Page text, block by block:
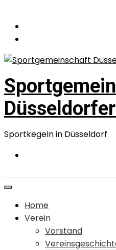
Inhalt
springen
Sportkegeln in Düsseldorf
Home
Verein
Vorstand